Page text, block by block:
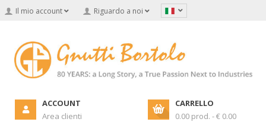
Il mio account Riguardo a noi
ACCOUNT
Area clienti
CARRELLO
0.00 prod. - € 0.00